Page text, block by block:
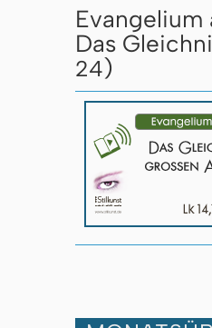
Evangelium
Das
24)